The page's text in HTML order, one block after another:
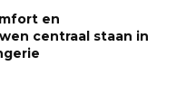
en
centraal staan in